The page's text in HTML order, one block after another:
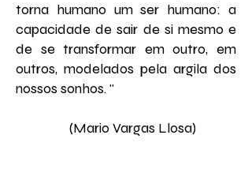
torna humano um ser humano: a
capacidade de sair de si mesmo e
de se transformar em outro, em
outros, modelados pela argila dos
nossos sonhos. " ​
(Mario Vargas Llosa)